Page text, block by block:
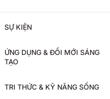
SỰ KIỆN
ỨNG DỤNG & ĐỔI MỚI SÁNG
TẠO
TRI THỨC & KỸ NĂNG SỐNG